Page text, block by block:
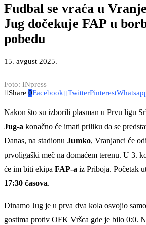
Fudbal se vraća u
Jug dočekuje FAP u
pobedu
15. avgust 2025.
Foto: INpress
Share 0Facebook TwitterPinterest
Nakon što su izborili plasman u Prvu ligu
Jug-a konačno će imati priliku da se
Danas, na stadionu Jumko, Vranjanci će
prvoligaški meč na domaćem terenu. U 3.
će im biti ekipa FAP-a iz Priboja. Početak
17:30 časova.
Dinamo Jug je u prva dva kola osvojio
gostima protiv OFK Vršca gde je bilo 0:0.